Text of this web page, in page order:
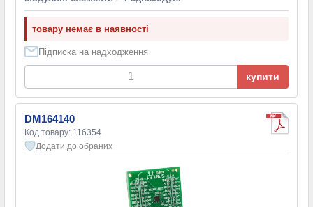
товару немає в наявності
Підписка на надходження
купити
DM164140
Код товару: 116354
Додати до обраних